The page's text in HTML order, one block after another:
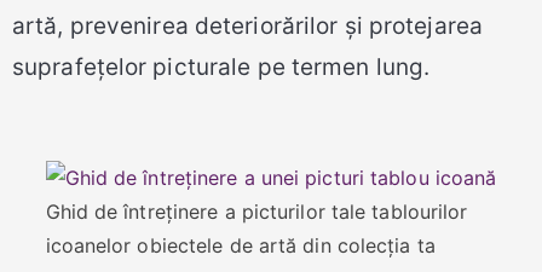
artă, prevenirea deteriorărilor și protejarea
suprafețelor picturale pe termen lung.
Ghid de întreținere a picturilor tale tablourilor
icoanelor obiectele de artă din colecția ta